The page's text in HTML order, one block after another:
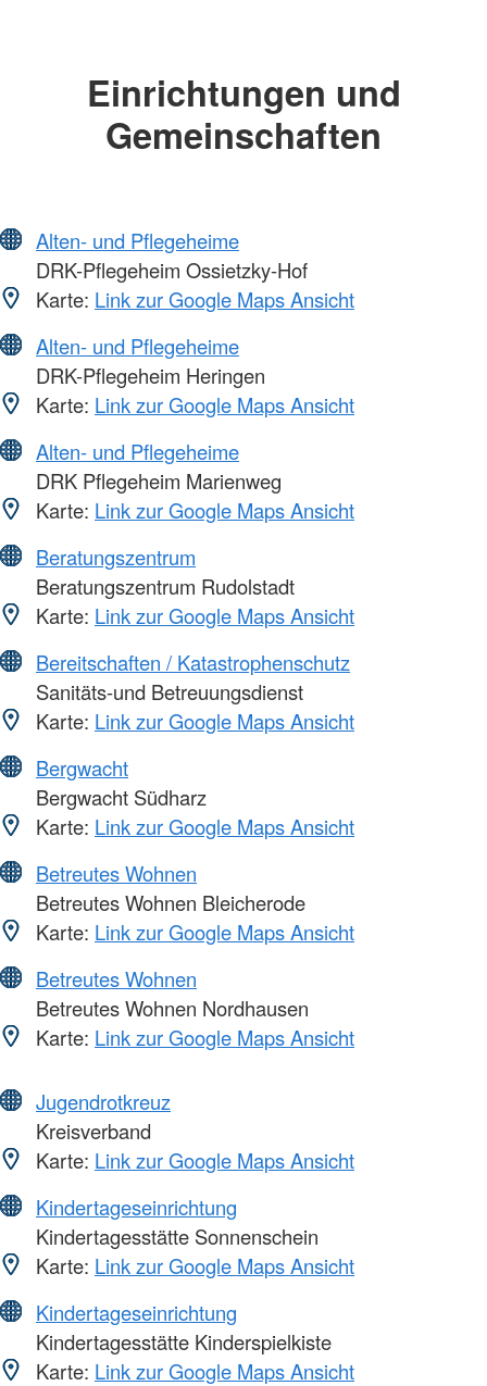
Einrichtungen und
Gemeinschaften
Alten- und Pflegeheime
DRK-Pflegeheim Ossietzky-Hof
Karte: Link zur Google Maps Ansicht
Alten- und Pflegeheime
DRK-Pflegeheim Heringen
Karte: Link zur Google Maps Ansicht
Alten- und Pflegeheime
DRK Pflegeheim Marienweg
Karte: Link zur Google Maps Ansicht
Beratungszentrum
Beratungszentrum Rudolstadt
Karte: Link zur Google Maps Ansicht
Bereitschaften / Katastrophenschutz
Sanitäts-und Betreuungsdienst
Karte: Link zur Google Maps Ansicht
Bergwacht
Bergwacht Südharz
Karte: Link zur Google Maps Ansicht
Betreutes Wohnen
Betreutes Wohnen Bleicherode
Karte: Link zur Google Maps Ansicht
Betreutes Wohnen
Betreutes Wohnen Nordhausen
Karte: Link zur Google Maps Ansicht
Jugendrotkreuz
Kreisverband
Karte: Link zur Google Maps Ansicht
Kindertageseinrichtung
Kindertagesstätte Sonnenschein
Karte: Link zur Google Maps Ansicht
Kindertageseinrichtung
Kindertagesstätte Kinderspielkiste
Karte: Link zur Google Maps Ansicht